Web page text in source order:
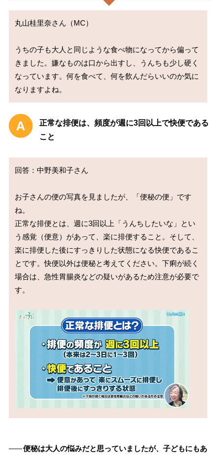
丸山桂里奈さん（MC）
うちの子も大人と同じような食べ物になってから偏って
きました。嫌なものは口から出すし、うんちも少し硬く
なっています。何を食べて、何を飲んだらいいのか気に
正常な排便は、頻度が週に3回以上で快便である
こと
回答：中野美和子さん
お子さんの便の写真を見ましたが、「便秘の便」です
ね。
正常な排便とは、週に3回以上「うんちしたいな」とい
う感覚（便意）があって、楽に排便すること。そして、
楽に排便した後にすっきりした状態になる快便であるこ
とです。快便以外は便秘と考えてください。下痢が続く
場合は、急性胃腸炎などの疑いがあるため注意が必要で
す。
――便秘は大人の悩みだと思っていましたが、子どもにもあ